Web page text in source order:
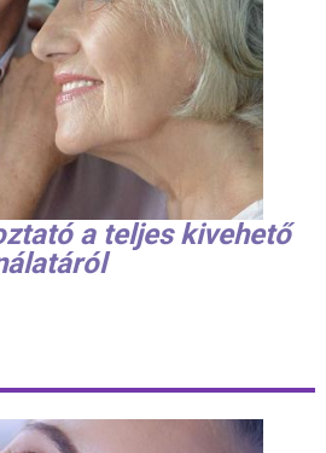
a teljes kivehető